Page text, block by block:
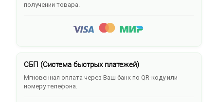
получении товара.
СБП (Система быстрых платежей)
Мгновенная оплата через Ваш банк по QR-коду или
номеру телефона.